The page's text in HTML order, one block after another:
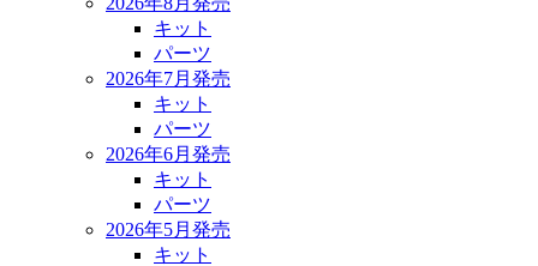
キット
パーツ
2026年7月発売
キット
パーツ
2026年6月発売
キット
パーツ
2026年5月発売
キット